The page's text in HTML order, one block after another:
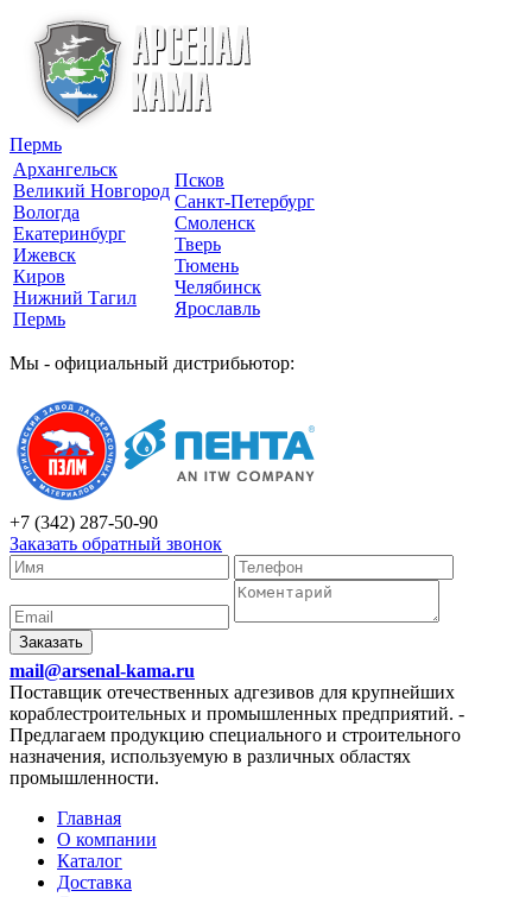
Пермь
Архангельск
Великий Новгород
Вологда
Екатеринбург
Ижевск
Киров
Нижний Тагил
Пермь
Псков
Санкт-Петербург
Смоленск
Тверь
Тюмень
Челябинск
Ярославль
Мы - официальный дистрибьютор:
+7 (342) 287-50-90
Заказать обратный звонок
Заказать
mail@arsenal-kama.ru
Поставщик отечественных адгезивов для крупнейших
кораблестроительных и промышленных предприятий. -
Предлагаем продукцию специального и строительного
назначения, используемую в различных областях
промышленности.
Главная
О компании
Каталог
Доставка